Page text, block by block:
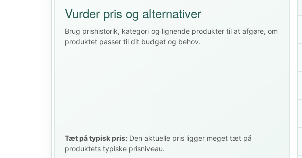
Vurder pris og alternativer
Brug prishistorik, kategori og lignende produkter til at afgøre, om
produktet passer til dit budget og behov.
Tæt på typisk pris: Den aktuelle pris ligger meget tæt på
produktets typiske prisniveau.